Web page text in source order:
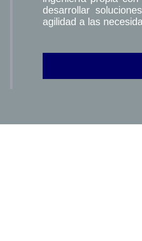
desarrollar
agilidad a las